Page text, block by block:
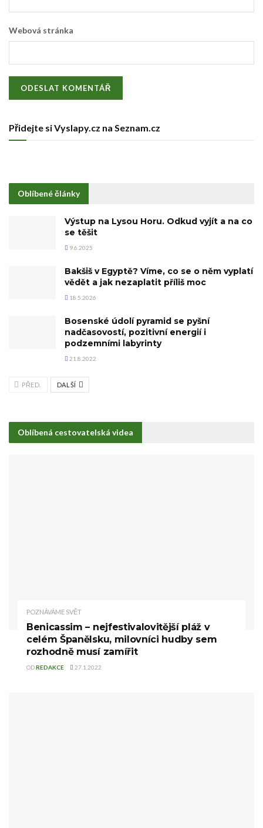
Webová stránka
Přidejte si Vyslapy.cz na Seznam.cz
Oblíbené články
Výstup na Lysou Horu. Odkud vyjít a na co
se těšit
9.6.2025
Bakšiš v Egyptě? Víme, co se o něm vyplatí
vědět a jak nezaplatit příliš moc
18.5.2026
Bosenské údolí pyramid se pyšní
nadčasovostí, pozitivní energií i
podzemními labyrinty
21.8.2022
PŘED. DALŠÍ
Oblíbená cestovatelská videa
POZNÁVÁME SVĚT
Benicassim – nejfestivalovitější pláž v
celém Španělsku, milovníci hudby sem
rozhodně musí zamířit
ODREDAKCE 27.1.2022